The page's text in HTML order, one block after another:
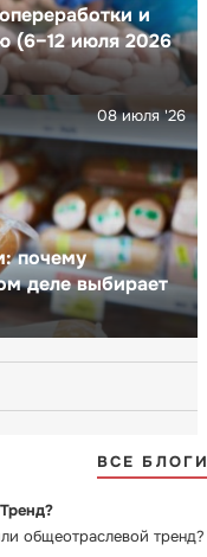
и
(6–12 июля 2026
почему
деле выбирает
08 июля '26
ВСЕ
общеотраслевой тренд?